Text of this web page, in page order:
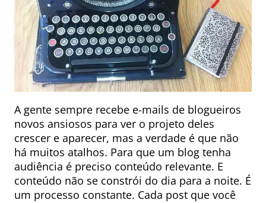
A gente sempre recebe e-mails de blogueiros
novos ansiosos para ver o projeto deles
crescer e aparecer, mas a verdade é que não
há muitos atalhos. Para que um blog tenha
audiência é preciso conteúdo relevante. E
conteúdo não se constrói do dia para a noite. É
um processo constante. Cada post que você